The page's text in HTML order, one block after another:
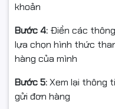
khoản
Bước 4: Điền các
lựa chọn hình thức
hàng của mình
Bước 5:Xem lại thông
gửi đơn hàng